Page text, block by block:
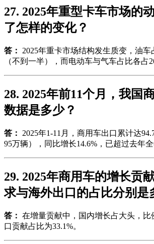
27. 2025年重型卡车市场的
了怎样的变化？
答：
2025年重卡市场结构发生质变，油车
（不到一半），而电动车与气车占比各占
28. 2025年前11个月，我国
数据是多少？
答：
2025年1-11月，商用车出口累计达
95万辆），同比增长14.6%，已超过去年全
29. 2025年商用车的增长贡
求与海外出口的占比分别是
答： 在增量贡献中，国内增长占大头，比
口贡献占比为33.1%。